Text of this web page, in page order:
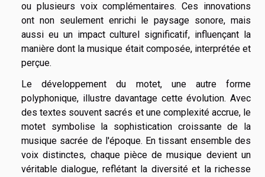
ou plusieurs voix complémentaires. Ces innovations
ont non seulement enrichi le paysage sonore, mais
aussi eu un impact culturel significatif, influençant la
manière dont la musique était composée, interprétée et
perçue.
Le développement du motet, une autre forme
polyphonique, illustre davantage cette évolution. Avec
des textes souvent sacrés et une complexité accrue, le
motet symbolise la sophistication croissante de la
musique sacrée de l'époque. En tissant ensemble des
voix distinctes, chaque pièce de musique devient un
véritable dialogue, reflétant la diversité et la richesse